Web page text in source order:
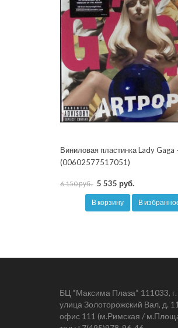
Виниловая пластинка Lady
(00602577517051)
6 150 руб. 5 535 руб.
В корзину В
БЦ “Максима Плаза“ 111033,
улица Золоторожский Вал, д.
офис 111 (м.Римская /